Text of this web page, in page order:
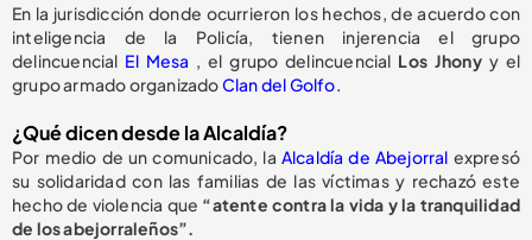
En la jurisdicción donde ocurrieron los hechos, de acuerdo con
inteligencia de la Policía, tienen injerencia el grupo
delincuencial El Mesa , el grupo delincuencial Los Jhonyy el
grupo armado organizadoClan del Golfo.
¿Qué dicen desde la Alcaldía?
Por medio de un comunicado, la Alcaldía de Abejorral expresó
su solidaridad con las familias de las víctimas y rechazó este
hecho de violencia que “atente contra la vida y la tranquilidad
de los abejorraleños”.